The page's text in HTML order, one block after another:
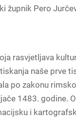
župnik Pero
rasvjetljava
naše prve
po zakonu
1483. godine.
i